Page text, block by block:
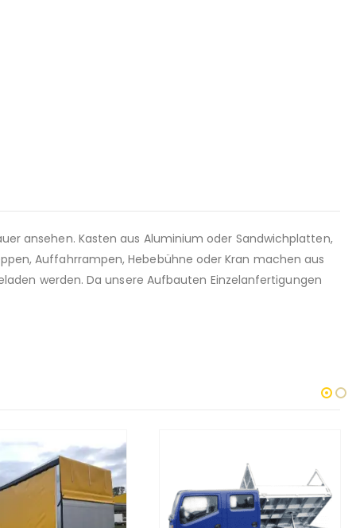
ansehen. Kasten aus Aluminium oder Sandwichplatten,
Auffahrrampen, Hebebühne oder Kran machen aus
werden. Da unsere Aufbauten Einzelanfertigungen